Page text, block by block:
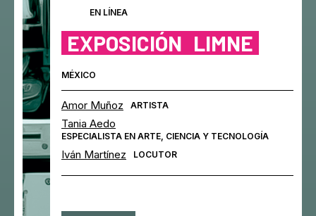
EN LÍNEA
EXPOSICIÓN LIMNE
MÉXICO
Amor Muñoz ARTISTA
Tania Aedo
ESPECIALISTA EN ARTE, CIENCIA Y TECNOLOGÍA
Iván Martínez LOCUTOR